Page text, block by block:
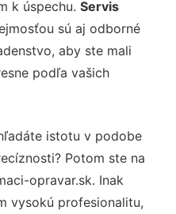
k úspechu. Servis
sú aj odborné
aby ste mali
podľa vašich
istotu v podobe
Potom ste na
opravar.sk. Inak
vysokú profesionalitu,